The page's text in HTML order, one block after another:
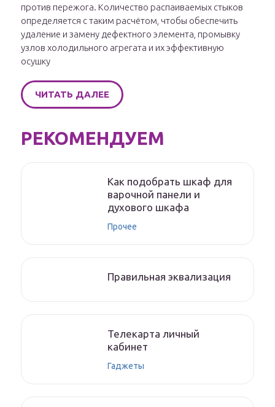
против пережога. Количество распаиваемых стыков
определяется с таким расчётом, чтобы обеспечить
удаление и замену дефектного элемента, промывку
узлов холодильного агрегата и их эффективную
осушку
ЧИТАТЬ ДАЛЕЕ
РЕКОМЕНДУЕМ
Как подобрать шкаф для
варочной панели и
духового шкафа
Прочее
Правильная эквализация
Телекарта личный
кабинет
Гаджеты